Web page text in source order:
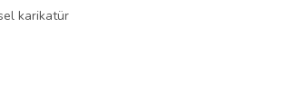
karikatür